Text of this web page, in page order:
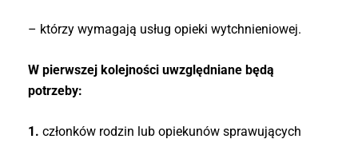
– którzy wymagają usług opieki wytchnieniowej.
W pierwszej kolejności uwzględniane będą
potrzeby:
1. członków rodzin lub opiekunów sprawujących